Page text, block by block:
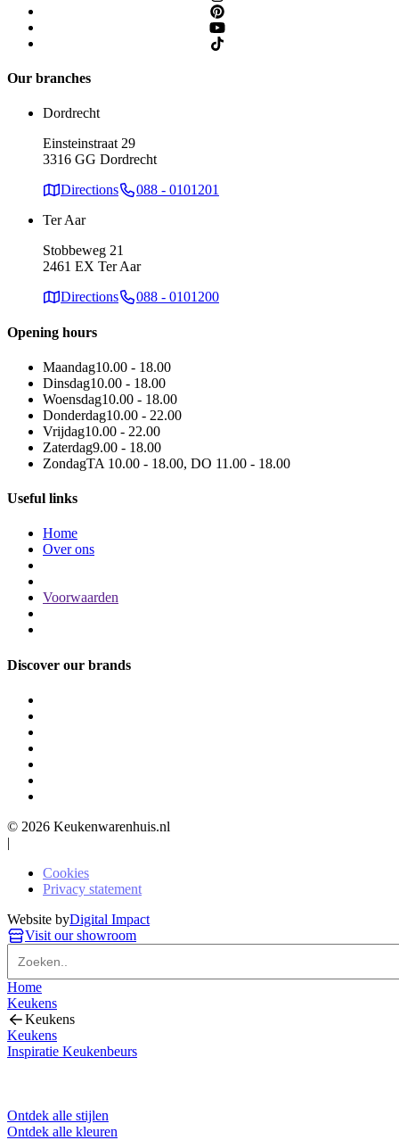
Our branches
Dordrecht
Einsteinstraat 29
3316 GG Dordrecht
Directions
088 - 0101201
Ter Aar
Stobbeweg 21
2461 EX Ter Aar
Directions
088 - 0101200
Opening hours
Maandag10.00 - 18.00
Dinsdag10.00 - 18.00
Woensdag10.00 - 18.00
Donderdag10.00 - 22.00
Vrijdag10.00 - 22.00
Zaterdag9.00 - 18.00
ZondagTA 10.00 - 18.00, DO 11.00 - 18.00
Useful links
Home
Over ons
Voorwaarden
Discover our brands
© 2026 Keukenwarenhuis.nl
|
Cookies
Privacy statement
Website byDigital Impact
Visit our showroom
Home
Keukens
Keukens
Keukens
Inspiratie Keukenbeurs
Ontdek alle stijlen
Ontdek alle kleuren